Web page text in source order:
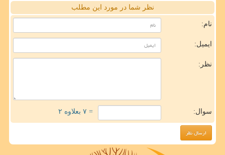
نظر شما در مورد این مطلب
نام:
ایمیل:
نظر:
سوال: = ۷ بعلاوه ۲